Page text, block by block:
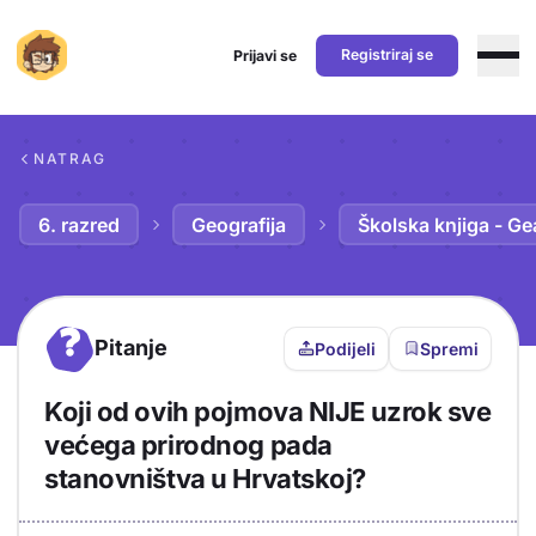
Prijavi se Registriraj se
NATRAG
6. razred Geografija Školska knjiga -
? Pitanje Podijeli Spremi
Koji od ovih pojmova NIJE uzrok sve
većega prirodnog pada
stanovništva u Hrvatskoj?